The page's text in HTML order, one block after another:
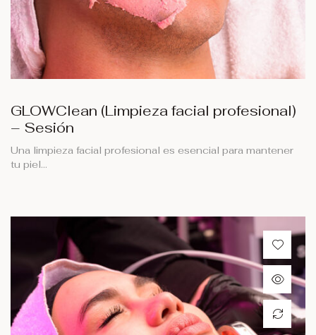
GLOWClean (Limpieza facial profesional)
– Sesión
Una limpieza facial profesional es esencial para mantener
tu piel…